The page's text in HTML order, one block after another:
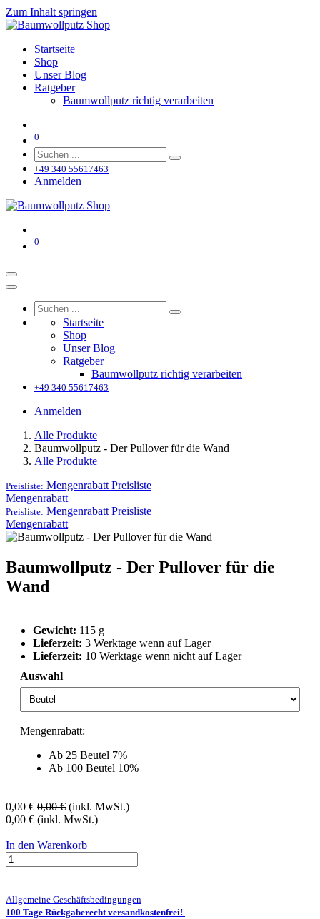
Zum Inhalt springen
Startseite
Shop
Unser Blog
Ratgeber
Baumwollputz richtig verarbeiten
0
+49 340 55617463
Anmelden
0
Startseite
Shop
Unser Blog
Ratgeber
Baumwollputz richtig verarbeiten
+49 340 55617463
Anmelden
Alle Produkte
Baumwollputz - Der Pullover für die Wand
Alle Produkte
Preisliste: Mengenrabatt Preisliste
Mengenrabatt
Preisliste: Mengenrabatt Preisliste
Mengenrabatt
Baumwollputz - Der Pullover für die
Wand
Gewicht: 115 g
Lieferzeit: 3 Werktage wenn auf Lager
Lieferzeit: 10 Werktage wenn nicht auf Lager
Auswahl
Mengenrabatt:
Ab 25 Beutel 7%
Ab 100 Beutel 10%
0,00 € 0,00€ (inkl. MwSt.)
0,00 € (inkl. MwSt.)
In den Warenkorb
Allgemeine Geschäftsbedingungen
100 Tage Rückgaberecht versandkostenfrei!